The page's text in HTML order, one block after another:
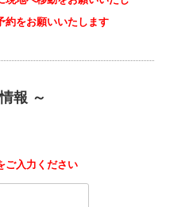
約をお願いいたします
報 ～
ご入力ください